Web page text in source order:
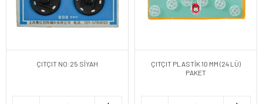
ÇITÇIT NO:25 SİYAH
ÇITÇIT PLASTİK 10 MM (24 LÜ)
PAKET